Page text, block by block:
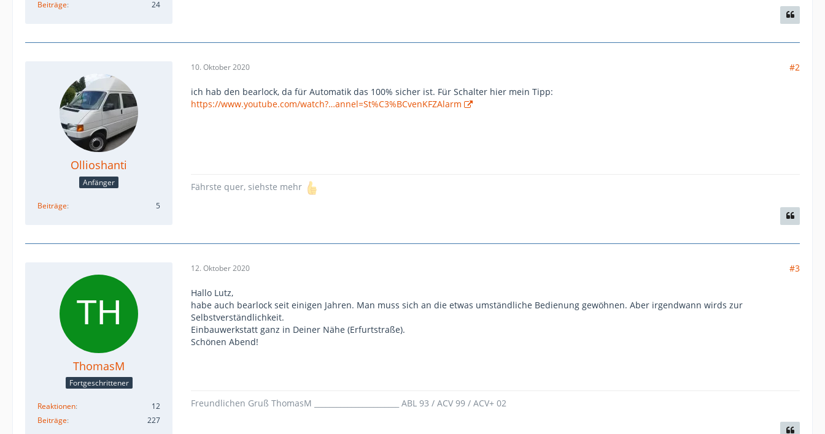
Beiträge
24
Ollioshanti
Anfänger
Beiträge 5
10. Oktober 2020 #2
ich hab den bearlock, da für Automatik das 100% sicher ist. Für Schalter hier mein Tipp:
https://www.youtube.com/watch?…annel=St%C3%BCvenKFZAlarm
Fährste quer, siehste mehr
ThomasM
Fortgeschrittener
Reaktionen
12
Beiträge
227
12. Oktober 2020 #3
Hallo Lutz,
habe auch bearlock seit einigen Jahren. Man muss sich an die etwas umständliche Bedienung gewöhnen. Aber irgendwann wirds zur
Selbstverständlichkeit.
Einbauwerkstatt ganz in Deiner Nähe (Erfurtstraße).
Schönen Abend!
Freundlichen Gruß ThomasM _______________________ ABL 93 / ACV 99 / ACV+ 02